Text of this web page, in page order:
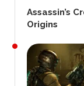
Assassin’s
Origins